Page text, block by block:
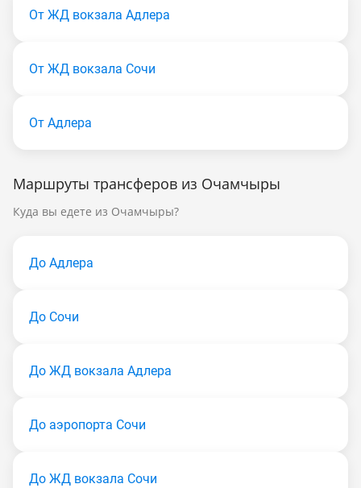
От ЖД вокзала Адлера
От ЖД вокзала Сочи
От Адлера
Маршруты трансферов из Очамчыры
Куда вы едете из Очамчыры?
До Адлера
До Сочи
До ЖД вокзала Адлера
До аэропорта Сочи
До ЖД вокзала Сочи